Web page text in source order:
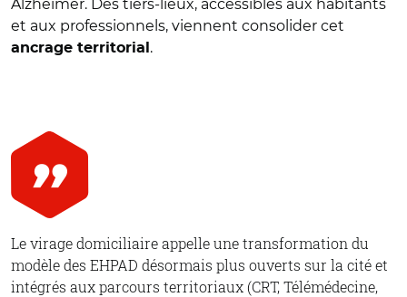
Alzheimer. Des tiers-lieux, accessibles aux habitants
et aux professionnels, viennent consolider cet
ancrage territorial .
Le virage domiciliaire appelle une transformation du
modèle des EHPAD désormais plus ouverts sur la cité et
intégrés aux parcours territoriaux (CRT, Télémédecine,